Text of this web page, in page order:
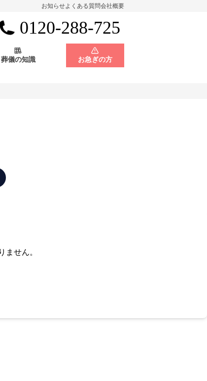
お知らせよくある質問会社概要
0120-288-725
葬儀の知識 お急ぎの方
会員制度
神奈川県
せん。